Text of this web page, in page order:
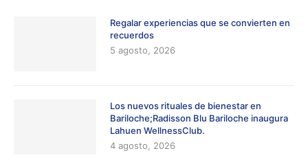
Regalar experiencias que se convierten en
recuerdos
5 agosto, 2026
Los nuevos rituales de bienestar en
Bariloche;Radisson Blu Bariloche inaugura
Lahuen WellnessClub.
4 agosto, 2026